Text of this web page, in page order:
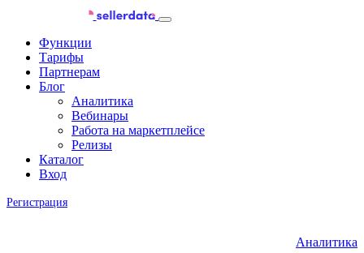
Функции
Тарифы
Партнерам
Блог
Аналитика
Вебинары
Работа на маркетплейсе
Релизы
Каталог
Вход
Регистрация
Аналитика